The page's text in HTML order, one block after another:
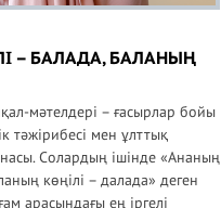
– БАЛАДА, БАЛАНЫҢ
мәтелдері – ғасырлар бойы
тәжірибесі мен ұлттық
Солардың ішінде «Ананың
көңілі – далада» деген
арасындағы ең іргелі